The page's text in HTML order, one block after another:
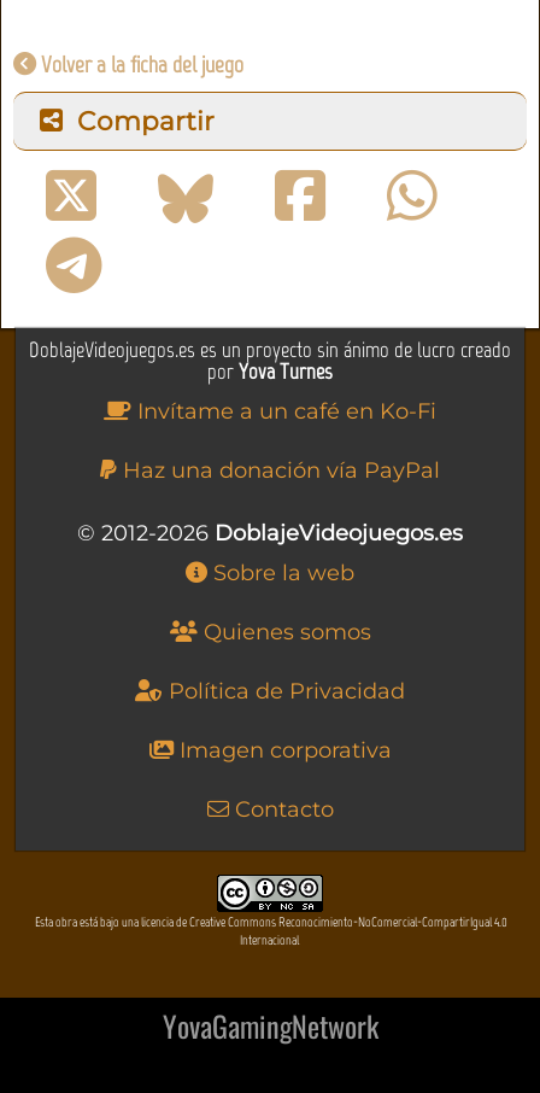
Volver a la ficha del juego
Compartir
DoblajeVideojuegos.es es un proyecto sin ánimo de lucro creado
porYova Turnes
Invítame a un café en Ko-Fi
Haz una donación vía PayPal
© 2012-2026 DoblajeVideojuegos.es
Sobre la web
Quienes somos
Política de Privacidad
Imagen corporativa
Contacto
Esta obra está bajo una licencia de Creative Commons Reconocimiento-NoComercial-CompartirIgual 4.0
Internacional
YovaGamingNetwork